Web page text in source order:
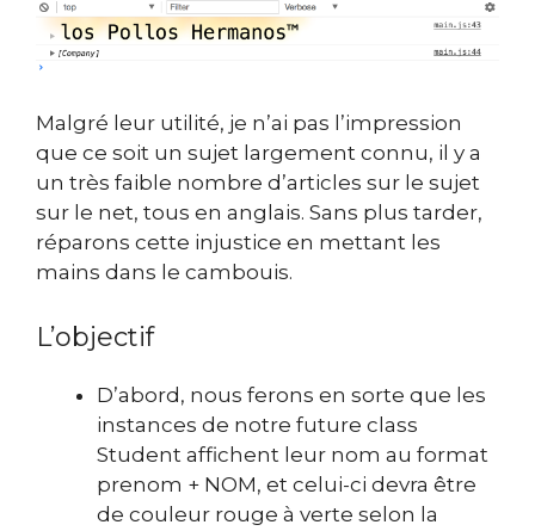
Malgré leur utilité, je n’ai pas l’impression
que ce soit un sujet largement connu, il y a
un très faible nombre d’articles sur le sujet
sur le net, tous en anglais. Sans plus tarder,
réparons cette injustice en mettant les
mains dans le cambouis.
L’objectif
D’abord, nous ferons en sorte que les
instances de notre future class
Student affichent leur nom au format
prenom + NOM, et celui-ci devra être
de couleur rouge à verte selon la